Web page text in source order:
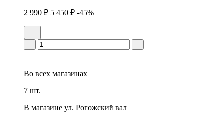
2 990 ₽ 5 450 ₽ -45%
Во всех магазинах
7 шт.
В магазине ул. Рогожский вал